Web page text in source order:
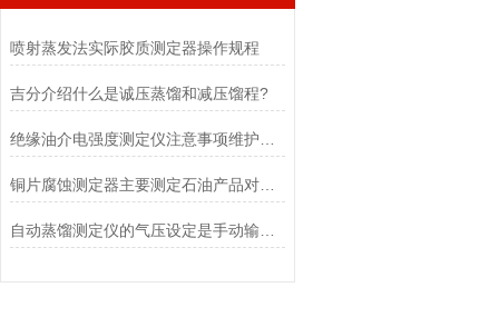
喷射蒸发法实际胶质测定器操作规程
吉分介绍什么是诚压蒸馏和减压馏程?
铜片腐蚀测定器主要测定石油产品对铜的腐蚀性程度